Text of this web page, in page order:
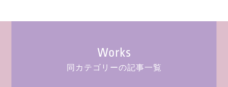
Works
同カテゴリーの記事一覧